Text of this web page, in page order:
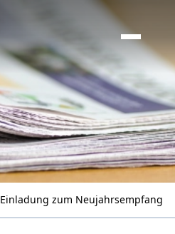
Einladung zum Neujahrsempfang